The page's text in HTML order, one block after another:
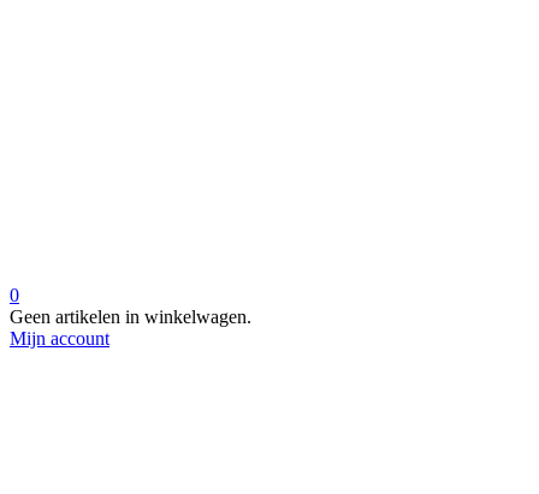
0
Geen artikelen in winkelwagen.
Mijn account